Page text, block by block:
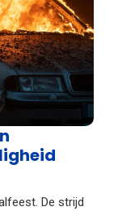
De strijd